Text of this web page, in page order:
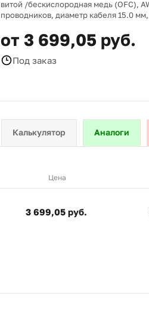
витой /бескислородная медь (OFC),
проводников, диаметр кабеля 15.0
от 3 699,05 руб.
Под заказ
Калькулятор Аналоги
Цена
3 699,05 руб.